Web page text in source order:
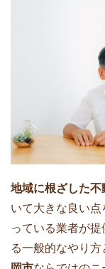
地域に根ざした不
いて大きな良い点
っている業者が
る一般的なやり